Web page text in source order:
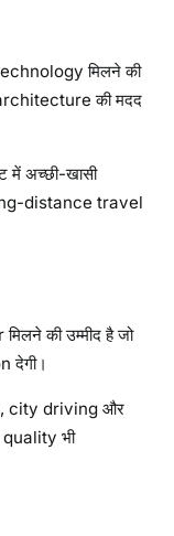
मिलने की
की मदद
अच्छी-खासी
distance travel
की उम्मीद है जो
देगी।
city driving और
भी